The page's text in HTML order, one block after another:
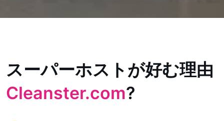
スーパーホストが好む理由
Cleanster.com?